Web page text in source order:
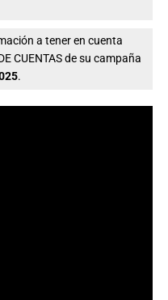
a tener en cuenta
CUENTAS de su campaña
.